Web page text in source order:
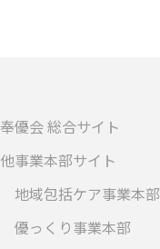
奉優会 総合サイト
他事業本部サイト
地域包括ケア事業本部
優っくり事業本部